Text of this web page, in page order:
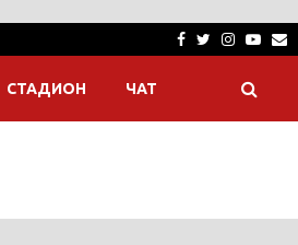
Facebook
Twitter
СТАДИОН ЧАТ